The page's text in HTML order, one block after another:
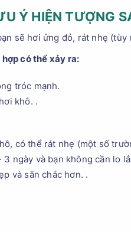
Ý HIỆN TƯỢNG
sẽ hơi ửng đỏ, rát nhẹ
có thể xảy ra:
tróc mạnh.
khô. .
có thể rát nhẹ (một số
ngày và bạn không cần lo
và săn chắc hơn. .